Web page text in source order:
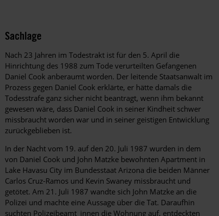
Sachlage
Nach 23 Jahren im Todestrakt ist für den 5. April die
Hinrichtung des 1988 zum Tode verurteilten Gefangenen
Daniel Cook anberaumt worden. Der leitende Staatsanwalt im
Prozess gegen Daniel Cook erklärte, er hätte damals die
Todesstrafe ganz sicher nicht beantragt, wenn ihm bekannt
gewesen wäre, dass Daniel Cook in seiner Kindheit schwer
missbraucht worden war und in seiner geistigen Entwicklung
zurückgeblieben ist.
In der Nacht vom 19. auf den 20. Juli 1987 wurden in dem
von Daniel Cook und John Matzke bewohnten Apartment in
Lake Havasu City im Bundesstaat Arizona die beiden Männer
Carlos Cruz-Ramos und Kevin Swaney missbraucht und
getötet. Am 21. Juli 1987 wandte sich John Matzke an die
Polizei und machte eine Aussage über die Tat. Daraufhin
suchten Polizeibeamt_innen die Wohnung auf, entdeckten